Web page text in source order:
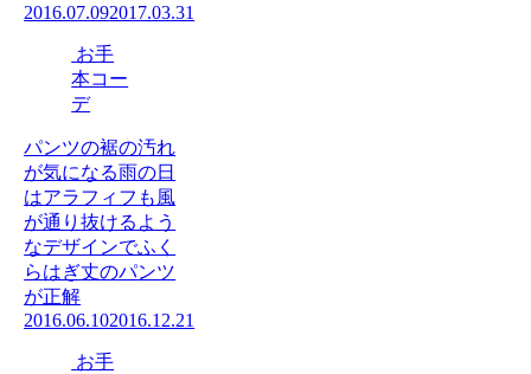
2016.07.092017.03.31
お手
本コー
デ
パンツの裾の汚れ
が気になる雨の日
はアラフィフも風
が通り抜けるよう
なデザインでふく
らはぎ丈のパンツ
が正解
2016.06.102016.12.21
お手